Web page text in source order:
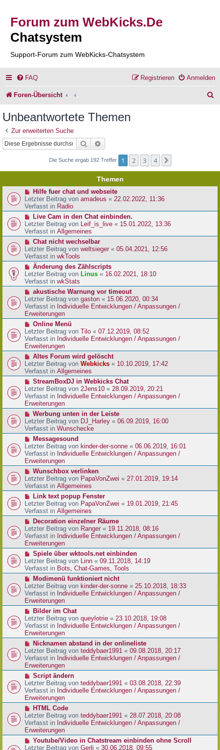
Forum zum WebKicks.De
Chatsystem
Support-Forum zum WebKicks-Chatsystem
FAQ Anmelden
Registrieren
Foren-Übersicht
Unbeantwortete Themen
Zur erweiterten Suche
Suche
Die Suche ergab 192 Treffer 1 2 3 4
Themen
N
e
u
e
r
B
e
t
r
a
g
Hilfe fuer chat und webseite
Letzter Beitrag von amadeus « 22.02.2022, 11:36
Verfasst in Radio
N
e
u
e
r
B
e
t
r
a
g
Live Cam in den Chat einbinden.
Letzter Beitrag von Leif_is_live « 15.01.2022, 13:36
Verfasst in Allgemeines
N
e
u
e
r
B
e
t
r
a
g
Chat nicht wechselbar
Letzter Beitrag von weltsieger « 05.04.2021, 12:56
Verfasst in wkTools
N
e
u
e
r
B
e
i
r
a
g
Änderung des Zählscripts
Letzter Beitrag von Linus « 16.02.2021, 18:10
Verfasst in wkStats
N
e
u
e
r
B
e
i
t
a
g
akustische Warnung vor timeout
Letzter Beitrag von gaston « 15.06.2020, 00:34
Verfasst in Individuelle Entwicklungen / Anpassungen /
Erweiterungen
N
e
u
e
r
B
e
i
r
a
g
Online Menü
Letzter Beitrag von Tilo « 07.12.2019, 08:52
Verfasst in Individuelle Entwicklungen / Anpassungen /
Erweiterungen
N
e
u
e
r
B
e
i
r
a
g
Altes Forum wird gelöscht
Letzter Beitrag von Webkicks « 10.10.2019, 17:42
Verfasst in Allgemeines
N
e
u
e
r
B
e
i
r
a
g
StreamBoxDJ in Webkicks Chat
Letzter Beitrag von 2Jens10 « 28.09.2019, 20:21
Verfasst in Individuelle Entwicklungen / Anpassungen /
Erweiterungen
N
e
u
e
r
B
e
i
r
a
g
Werbung unten in der Leiste
Letzter Beitrag von DJ_Harley « 06.09.2019, 16:00
Verfasst in Wunschecke
N
e
u
e
r
B
e
i
r
a
g
Messagesound
Letzter Beitrag von kinder-der-sonne « 06.06.2019, 16:01
Verfasst in Individuelle Entwicklungen / Anpassungen /
Erweiterungen
N
e
u
e
r
B
e
t
r
a
g
Wunschbox verlinken
Letzter Beitrag von PapaVonZwei « 27.01.2019, 19:14
Verfasst in Allgemeines
N
e
u
e
r
B
e
i
r
a
g
Link text popup Fenster
Letzter Beitrag von PapaVonZwei « 19.01.2019, 21:45
Verfasst in Allgemeines
N
e
u
e
r
B
e
i
r
a
g
Decoration einzelner Räume
Letzter Beitrag von Ranger « 19.11.2018, 08:16
Verfasst in Individuelle Entwicklungen / Anpassungen /
Erweiterungen
N
e
u
e
r
B
e
i
r
a
g
Spiele über wktools.net einbinden
Letzter Beitrag von Linn « 09.11.2018, 14:19
Verfasst in Bots, Chat-Games, Tools
N
e
u
e
r
B
e
i
t
a
g
Modimenü funktioniert nicht
Letzter Beitrag von kinder-der-sonne « 25.10.2018, 18:33
Verfasst in Individuelle Entwicklungen / Anpassungen /
Erweiterungen
N
e
u
e
r
B
e
i
t
a
g
Bilder im Chat
Letzter Beitrag von queylotrie « 23.10.2018, 19:08
Verfasst in Individuelle Entwicklungen / Anpassungen /
Erweiterungen
N
e
u
e
r
B
e
i
t
a
g
Nicknamen abstand in der onlineliste
Letzter Beitrag von teddybaer1991 « 09.08.2018, 20:17
Verfasst in Individuelle Entwicklungen / Anpassungen /
Erweiterungen
N
e
u
e
r
B
e
i
t
Script ändern
Letzter Beitrag von teddybaer1991 « 03.08.2018, 22:39
Verfasst in Individuelle Entwicklungen / Anpassungen /
Erweiterungen
N
e
u
e
r
B
HTML Code
Letzter Beitrag von teddybaer1991 « 28.07.2018, 20:08
Verfasst in Individuelle Entwicklungen / Anpassungen /
Erweiterungen
N
e
Youtube/Video in Chatstream einbinden ohne Scroll
Letzter Beitrag von Gerli « 30.06.2018, 09:55